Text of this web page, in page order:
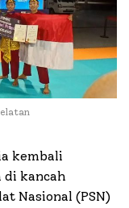
kembali
di kancah
Nasional (PSN)